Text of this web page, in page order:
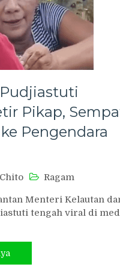
Pikap,
Pengendara
Chito Ragam
Menteri Kelautan
tengah viral di